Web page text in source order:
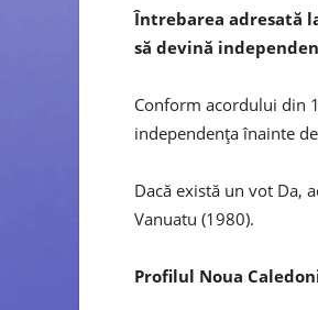
Întrebarea adresată
să devină
Conform acordului din
independența înainte
Dacă există un vot Da,
Vanuatu (1980).
Profilul Noua